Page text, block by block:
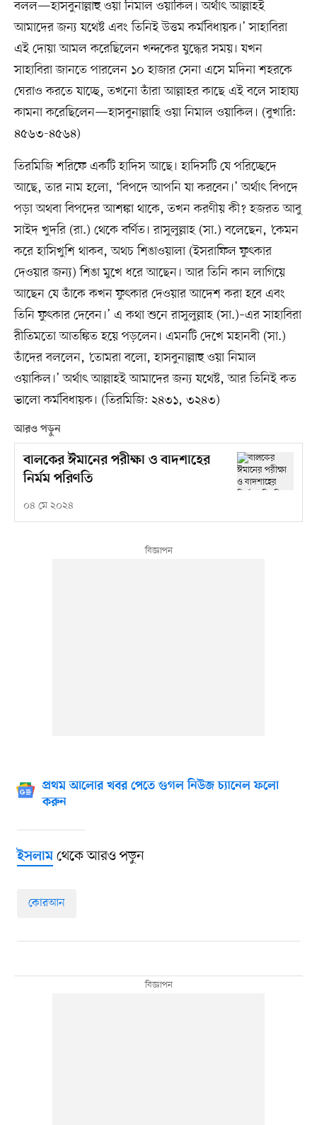
বলল—হাসবুনাল্লাহু ওয়া নিমাল ওয়াকিল। অর্থাৎ আল্লাহই
আমাদের জন্য যথেষ্ট এবং তিনিই উত্তম কর্মবিধায়ক।’ সাহাবিরা
এই দোয়া আমল করেছিলেন খন্দকের যুদ্ধের সময়। যখন
সাহাবিরা জানতে পারলেন ১০ হাজার সেনা এসে মদিনা শহরকে
ঘেরাও করতে যাচ্ছে, তখনো তাঁরা আল্লাহর কাছে এই বলে সাহায্য
কামনা করেছিলেন—হাসবুনাল্লাহি ওয়া নিমাল ওয়াকিল। (বুখারি:
৪৫৬৩-৪৫৬৪)
তিরমিজি শরিফে একটি হাদিস আছে। হাদিসটি যে পরিচ্ছেদে
আছে, তার নাম হলো, ‘বিপদে আপনি যা করবেন।’ অর্থাৎ বিপদে
পড়া অথবা বিপদের আশঙ্কা থাকে, তখন করণীয় কী? হজরত আবু
সাইদ খুদরি (রা.) থেকে বর্ণিত। রাসুলুল্লাহ (সা.) বলেছেন, ‘কেমন
করে হাসিখুশি থাকব, অথচ শিঙাওয়ালা (ইসরাফিল ফুৎকার
দেওয়ার জন্য) শিঙা মুখে ধরে আছেন। আর তিনি কান লাগিয়ে
আছেন যে তাঁকে কখন ফুৎকার দেওয়ার আদেশ করা হবে এবং
তিনি ফুৎকার দেবেন।’ এ কথা শুনে রাসুলুল্লাহ (সা.)–এর সাহাবিরা
রীতিমতো আতঙ্কিত হয়ে পড়লেন। এমনটি দেখে মহানবী (সা.)
তাঁদের বললেন, ‘তোমরা বলো, হাসবুনাল্লাহু ওয়া নিমাল
ওয়াকিল।’ অর্থাৎ আল্লাহই আমাদের জন্য যথেষ্ট, আর তিনিই কত
ভালো কর্মবিধায়ক। (তিরমিজি: ২৪৩১, ৩২৪৩)
আরও পড়ুন
বালকের ঈমানের পরীক্ষা ও বাদশাহের
নির্মম পরিণতি
০৪ মে ২০২৪
প্রথম আলোর খবর পেতে গুগল নিউজ চ্যানেল ফলো
করুন
ইসলামথেকে আরও পড়ুন
কোরআন